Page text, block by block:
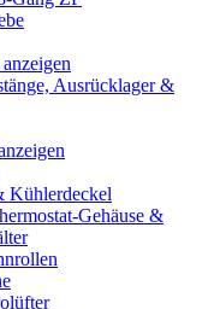
Ausrücklager &
Kühlerdeckel
Gehäuse &